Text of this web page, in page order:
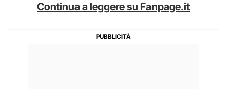
Continua a leggere su Fanpage.it